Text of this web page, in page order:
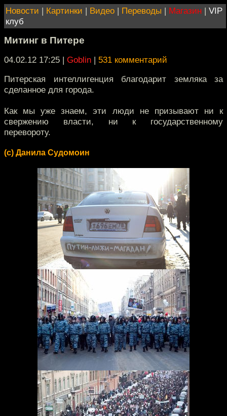
Новости | Картинки | Видео | Переводы | Магазин | VIP
клуб
Митинг в Питере
04.02.12 17:25 | Goblin | 531 комментарий
Питерская интеллигенция благодарит земляка за
сделанное для города.
Как мы уже знаем, эти люди не призывают ни к
свержению власти, ни к государственному
перевороту.
(c) Данила Судомоин